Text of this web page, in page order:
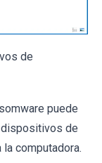
de
puede
de
computadora.